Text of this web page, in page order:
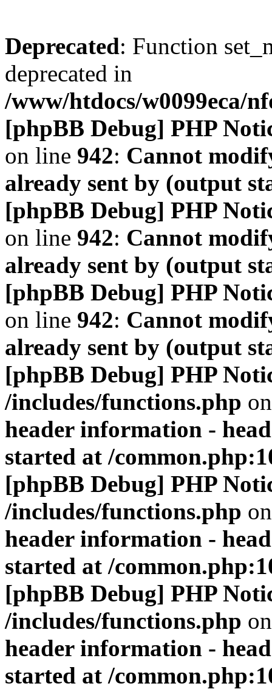
Deprecated: Function
deprecated in
/www/htdocs/w0099eca/
[phpBB Debug] PHP
on line 942: Cannot
already sent by (output
[phpBB Debug] PHP
on line 942: Cannot
already sent by (output
[phpBB Debug] PHP
on line 942: Cannot
already sent by (output
[phpBB Debug] PHP
/includes/functions.php
header information -
started at /
[phpBB Debug] PHP
/includes/functions.php
header information -
started at /
[phpBB Debug] PHP
/includes/functions.php
header information -
started at /